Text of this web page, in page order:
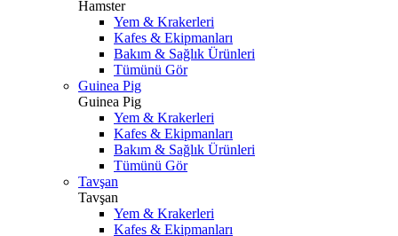
Hamster
Yem & Krakerleri
Kafes & Ekipmanları
Bakım & Sağlık Ürünleri
Tümünü Gör
Guinea Pig
Guinea Pig
Yem & Krakerleri
Kafes & Ekipmanları
Bakım & Sağlık Ürünleri
Tümünü Gör
Tavşan
Tavşan
Yem & Krakerleri
Kafes & Ekipmanları